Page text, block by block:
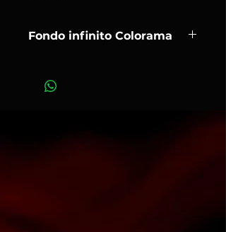
Fondo infinito Colorama
Art. 181